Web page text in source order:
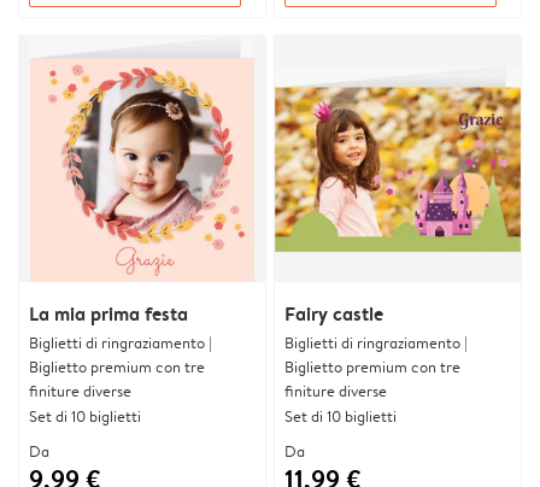
La mia prima festa
Biglietti di ringraziamento |
Biglietto premium con tre
finiture diverse
Set di 10 biglietti
Da
9,99 €
Fairy castle
Biglietti di ringraziamento |
Biglietto premium con tre
finiture diverse
Set di 10 biglietti
Da
11,99 €